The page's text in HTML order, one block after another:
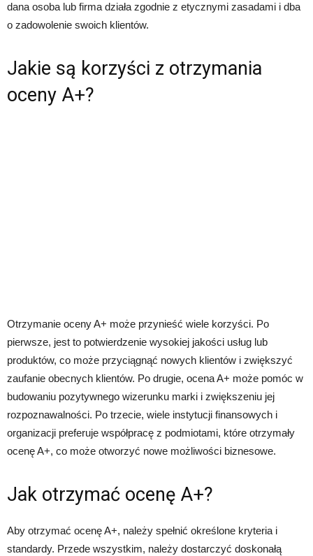
dana osoba lub firma działa zgodnie z etycznymi zasadami i dba
o zadowolenie swoich klientów.
Jakie są korzyści z otrzymania
oceny A+?
Otrzymanie oceny A+ może przynieść wiele korzyści. Po
pierwsze, jest to potwierdzenie wysokiej jakości usług lub
produktów, co może przyciągnąć nowych klientów i zwiększyć
zaufanie obecnych klientów. Po drugie, ocena A+ może pomóc w
budowaniu pozytywnego wizerunku marki i zwiększeniu jej
rozpoznawalności. Po trzecie, wiele instytucji finansowych i
organizacji preferuje współpracę z podmiotami, które otrzymały
ocenę A+, co może otworzyć nowe możliwości biznesowe.
Jak otrzymać ocenę A+?
Aby otrzymać ocenę A+, należy spełnić określone kryteria i
standardy. Przede wszystkim, należy dostarczyć doskonałą